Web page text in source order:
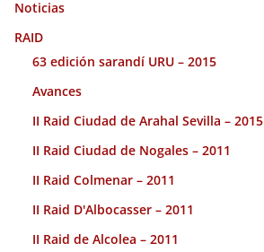
Noticias
RAID
63 edición sarandí URU – 2015
Avances
II Raid Ciudad de Arahal Sevilla – 2015
II Raid Ciudad de Nogales – 2011
II Raid Colmenar – 2011
II Raid D'Albocasser – 2011
II Raid de Alcolea – 2011